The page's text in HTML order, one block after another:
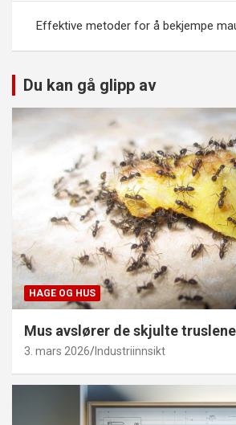
Effektive metoder for å bekjempe
Du kan gå glipp av
HAGE OG HUS
Mus avslører de skjulte
3. mars 2026 Industriinnsikt